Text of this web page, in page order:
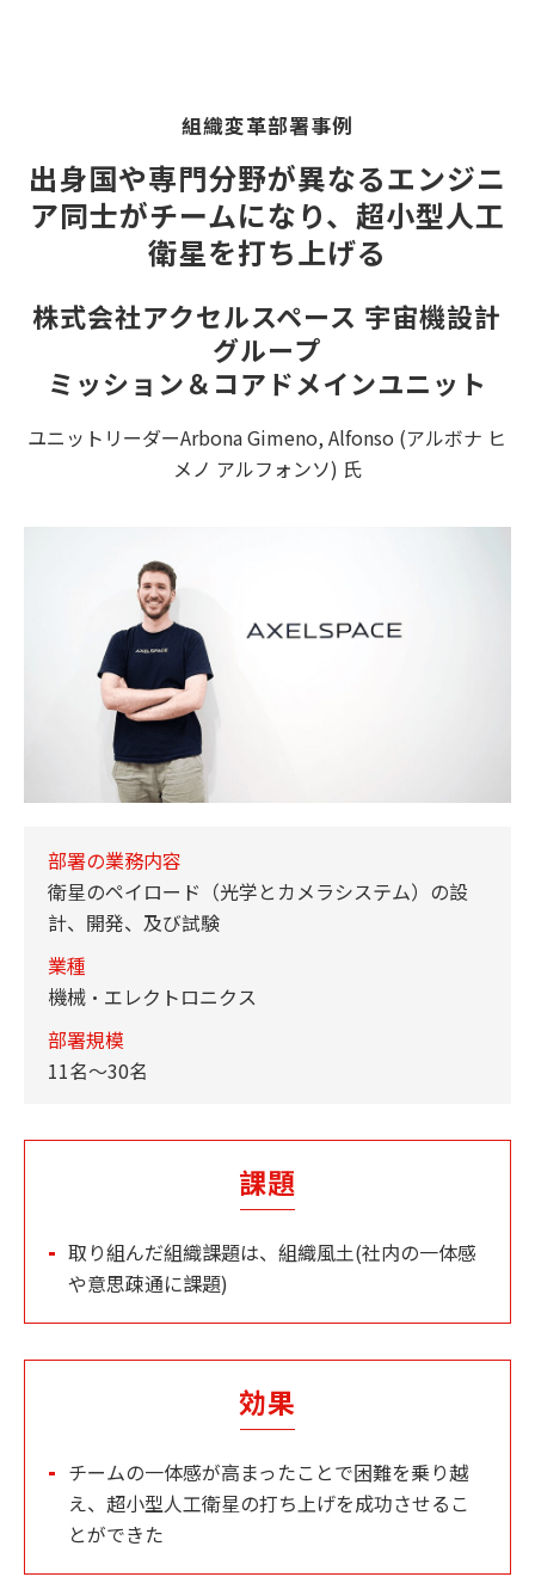
組織変革部署事例
出身国や専門分野が異なるエンジニ
ア同士がチームになり、超小型人工
衛星を打ち上げる
株式会社アクセルスペース 宇宙機設計
グループ
ミッション＆コアドメインユニット
ユニットリーダーArbona Gimeno, Alfonso (アルボナ ヒ
メノ アルフォンソ) 氏
部署の業務内容
衛星のペイロード（光学とカメラシステム）の設
計、開発、及び試験
業種
機械・エレクトロニクス
部署規模
11名～30名
課題
取り組んだ組織課題は、組織風土(社内の一体感
や意思疎通に課題)
効果
チームの一体感が高まったことで困難を乗り越
え、超小型人工衛星の打ち上げを成功させるこ
とができた